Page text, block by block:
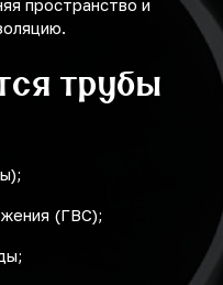
пространство и
трубы
(ГВС);